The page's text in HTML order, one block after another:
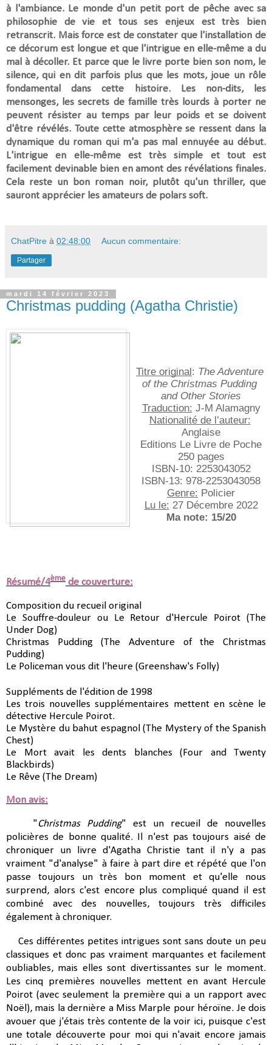
à l'ambiance. Le monde d'un petit port de pêche avec sa
philosophie de vie et tous ses enjeux est très bien
retranscrit. Mais force est de constater que l'installation de
ce décorum est longue et que l'intrigue en elle-même a du
mal à décoller. Et parce que le livre porte bien son nom, le
silence, qui en dit parfois plus que les mots, joue un rôle
fondamental dans cette histoire. Les non-dits, les
mensonges, les secrets de famille très lourds à porter ne
peuvent résister au temps par leur poids et se doivent
d'être révélés. Toute cette atmosphère se ressent dans la
dynamique du roman qui m'a pas mal ennuyée au début.
L'intrigue en elle-même est très simple et tout est
facilement devinable bien en amont des révélations finales.
Cela reste un bon roman noir, plutôt qu'un thriller, que
sauront apprécier les amateurs de polars soft.
ChatPitre à 02:48:00 Aucun commentaire:
Partager
mardi 14 février 2023
Christmas pudding (Agatha Christie)
Titre original: The Adventure
of the Christmas Pudding
and Other Stories
Traduction: J-M Alamagny
Nationalité de l’auteur:
Anglaise
Editions Le Livre de Poche
250 pages
ISBN-10:‎ 2253043052
ISBN-13:‎ 978-2253043058
Genre: Policier
Lu le: 27 Décembre 2022
Ma note: 15/20
Résumé/4ème de couverture:
Composition du recueil original
Le Souffre-douleur ou Le Retour d'Hercule Poirot (The
Under Dog)
Christmas Pudding (The Adventure of the Christmas
Pudding)
Le Policeman vous dit l'heure (Greenshaw's Folly)
Suppléments de l'édition de 1998
Les trois nouvelles supplémentaires mettent en scène le
détective Hercule Poirot.
Le Mystère du bahut espagnol (The Mystery of the Spanish
Chest)
Le Mort avait les dents blanches (Four and Twenty
Blackbirds)
Le Rêve (The Dream)
Mon avis:
"Christmas Pudding" est un recueil de nouvelles
policières de bonne qualité. Il n'est pas toujours aisé de
chroniquer un livre d'Agatha Christie tant il n'y a pas
vraiment "d'analyse" à faire à part dire et répété que l'on
passe toujours un très bon moment et qu'elle nous
surprend, alors c'est encore plus compliqué quand il est
combiné avec des nouvelles, toujours très difficiles
également à chroniquer.
Ces différentes petites intrigues sont sans doute un peu
classiques et donc pas vraiment marquantes et facilement
oubliables, mais elles sont divertissantes sur le moment.
Les cinq premières nouvelles mettent en avant Hercule
Poirot (avec seulement la première qui a un rapport avec
Noël), mais la dernière a Miss Marple pour héroïne. Je dois
avouer que j'étais très contente de la voir ici, puisque c'est
une totale découverte pour moi qui n'avait encore jamais